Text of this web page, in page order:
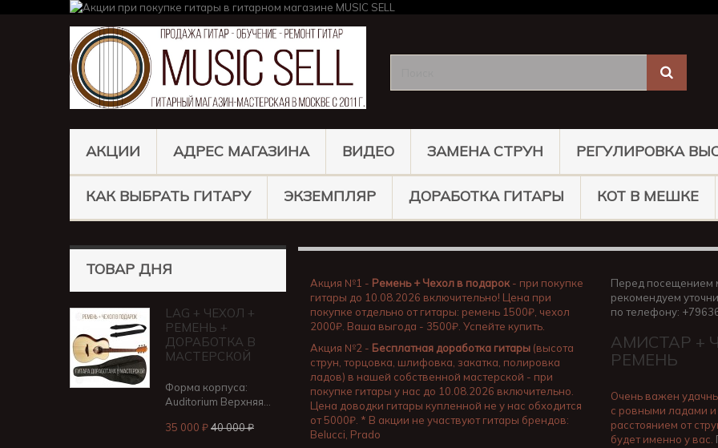
АКЦИИ АДРЕС МАГАЗИНА ВИДЕО ЗАМЕНА СТРУН РЕГУЛИРОВКА
КАК ВЫБРАТЬ ГИТАРУ ЭКЗЕМПЛЯР ДОРАБОТКА ГИТАРЫ КОТ В МЕШКЕ
ТОВАР ДНЯ
LAG + ЧЕХОЛ +
РЕМЕНЬ +
ДОРАБОТКА В
МАСТЕРСКОЙ
Форма корпуса:
Auditorium Верхняя...
35 000 ₽40 000 ₽
Акция №1 - Ремень + Чехол в подарок - при покупке
гитары до 10.08.2026 включительно! Цена при
покупке отдельно от гитары: ремень 1500₽, чехол
2000₽. Ваша выгода - 3500₽. Успейте купить.
Акция №2 - Бесплатная доработка гитары (высота
струн, торцовка, шлифовка, закатка, полировка
ладов) в нашей собственной мастерской - при
покупке гитары у нас до 10.08.2026 включительно.
Цена доводки гитары купленной не у нас обходится
от 5000₽. * В акции не участвуют гитары брендов:
Belucci, Prado
Перед посещением
рекомендуем
по телефону:
АМИСТАР +
РЕМЕНЬ
Очень важен
с ровными ладами
расстоянием от
будет именно у вас.